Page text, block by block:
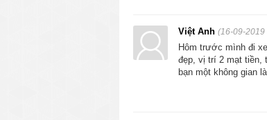
Việt Anh (16-09-2019
Hôm trước mình đi
đẹp, vị trí 2 mạt tiền,
bạn một không gian